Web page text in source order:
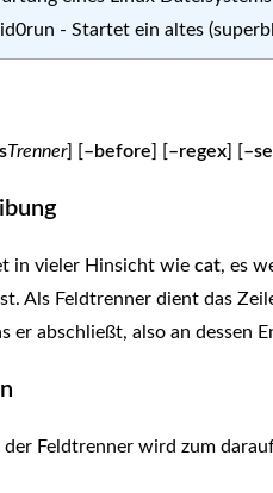
- Startet ein altes
Trenner] [–before] [–regex] [
in vieler Hinsicht wie cat, es
Als Feldtrenner dient das
er abschließt, also an dessen
der Feldtrenner wird zum